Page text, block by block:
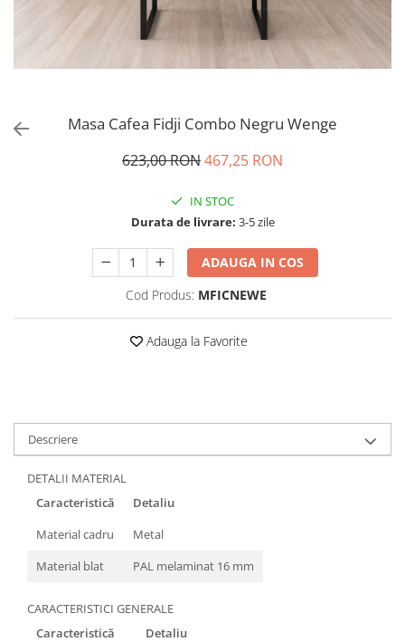
Masa Cafea Fidji Combo Negru Wenge
623,00 RON467,25 RON
IN STOC
Durata de livrare: 3-5 zile
ADAUGA IN COS
Cod Produs: MFICNEWE
Adauga la Favorite
Descriere
DETALII MATERIAL
Caracteristică
Detaliu
Material cadru
Metal
Material blat
PAL melaminat 16 mm
CARACTERISTICI GENERALE
Caracteristică
Detaliu